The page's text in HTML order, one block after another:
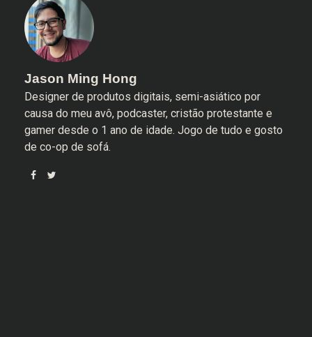
Jason Ming Hong
Designer de produtos digitais, semi-asiático por
causa do meu avô, podcaster, cristão protestante e
gamer desde o 1 ano de idade. Jogo de tudo e gosto
de co-op de sofá.